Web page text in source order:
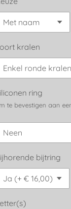
kralen
ring
te bevestigen aan
bijtring